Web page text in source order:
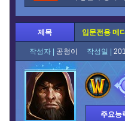
제목 입문전용 메
작성자 | 공청이 작성일 |
주요능